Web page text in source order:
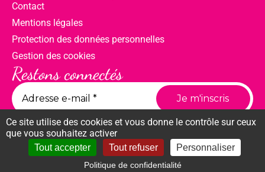
Contact
Mentions légales
Protection des données personnelles
Gestion des cookies
Restons connectés
Ce site utilise des cookies et vous donne le contrôle sur ceux
que vous souhaitez activer
Tout accepter Tout refuser Personnaliser
Politique de confidentialité